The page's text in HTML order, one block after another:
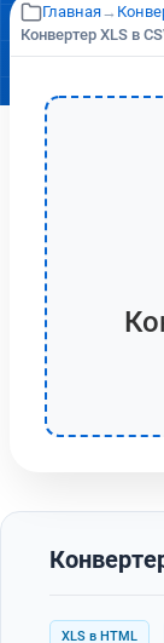
Главная→
Конвертер XLS в
XLS в HTML